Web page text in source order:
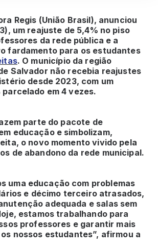
Regis (União Brasil), anunciou
um reajuste de 5,4% no piso
da rede pública e a
fardamento para os estudantes
. O município da região
Salvador não recebia reajustes
desde 2023, com um
em 4 vezes.
parte do pacote de
educação e simbolizam,
o novo momento vivido pela
de abandono da rede municipal.
uma educação com problemas
e décimo terceiro atrasados,
adequada e salas sem
estamos trabalhando para
professores e garantir mais
nossos estudantes”, afirmou a